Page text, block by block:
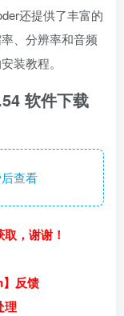
还提供了丰富的
、分辨率和音频
装教程。
软件下载
查看
，谢谢！
反馈
理